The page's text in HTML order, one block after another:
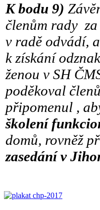
K bodu 9)
členům rady
v radě odvádí,
k získání
ženou v SH
poděkoval
připomenul ,
školení
domů, rovněž
zasedání v